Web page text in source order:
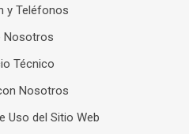
y Teléfonos
Nosotros
Técnico
Nosotros
Uso del Sitio Web